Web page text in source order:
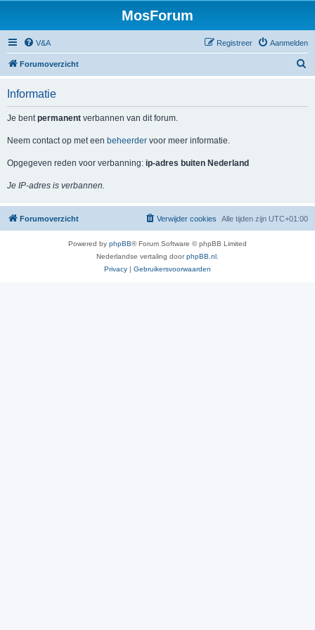
MosForum
V&A Aanmelden
Registreer
Forumoverzicht
Informatie
Je bentpermanent verbannen van dit forum.
Neem contact op met een beheerder voor meer informatie.
Opgegeven reden voor verbanning: ip-adres buiten Nederland
Je IP-adres is verbannen.
Forumoverzicht Alle tijden zijn UTC+01:00
Verwijder cookies
Powered by phpBB® Forum Software © phpBB Limited
Nederlandse vertaling doorphpBB.nl
Privacy | Gebruikersvoorwaarden